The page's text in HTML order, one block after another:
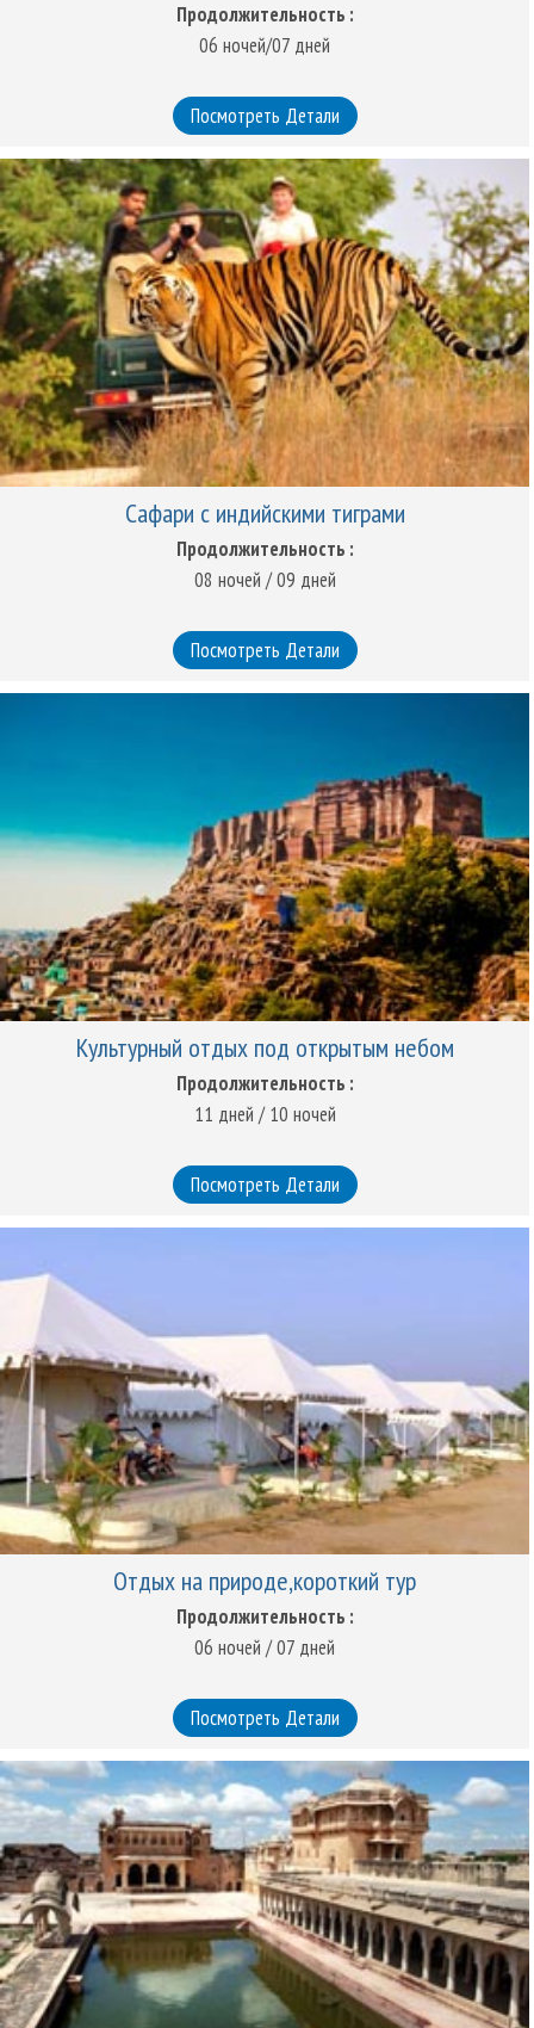
Продолжительность :
06 ночей/07 дней
Посмотреть Детали
Сафари с индийскими тиграми
Продолжительность :
08 ночей / 09 дней
Посмотреть Детали
Культурный отдых под открытым небом
Продолжительность :
11 дней / 10 ночей
Посмотреть Детали
Отдых на природе,короткий тур
Продолжительность :
06 ночей / 07 дней
Посмотреть Детали